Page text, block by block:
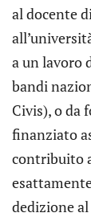
al docente
a un lavoro
bandi
Civis), o da
finanziato
contribuito
dedizione